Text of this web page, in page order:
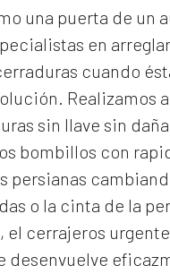
una puerta de un
en
cuando
Realizamos
sin llave sin
bombillos con
persianas
o la cinta de la
el cerrajeros
desenvuelve